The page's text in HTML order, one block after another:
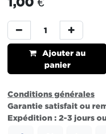
Ajouter au
panier
Conditions générales
Garantie satisfait ou
Expédition : 2-3 jours